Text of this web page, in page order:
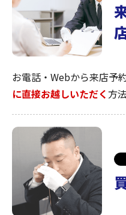
お電話・Webから来店予
に直接お越しいただく 方